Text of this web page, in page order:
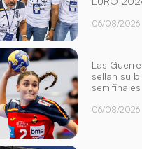
06/08/2026
Las
sellan su
semifinales
06/08/2026